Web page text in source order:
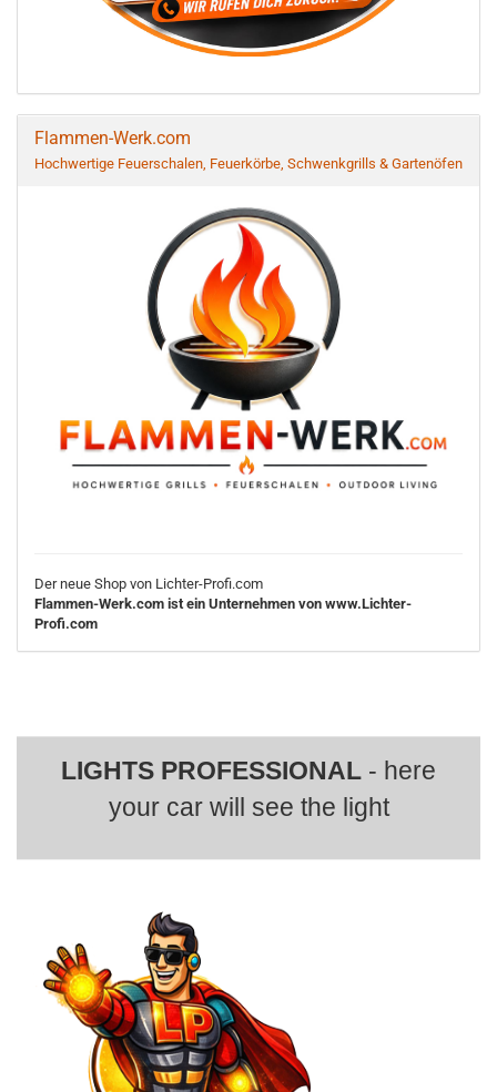
Flammen-Werk.com
Hochwertige Feuerschalen, Feuerkörbe, Schwenkgrills & Gartenöfen
Der neue Shop von Lichter-Profi.com
Flammen-Werk.com ist ein Unternehmen von www.Lichter-
Profi.com
LIGHTS PROFESSIONAL - here
your car will see the light